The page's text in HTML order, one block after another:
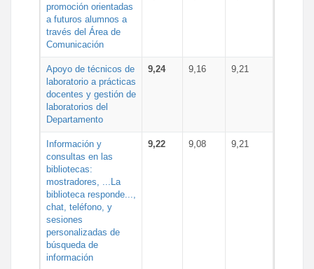
promoción orientadas
a futuros alumnos a
través del Área de
Comunicación
Apoyo de técnicos de
laboratorio a prácticas
docentes y gestión de
laboratorios del
Departamento
9,24 9,16 9,21
Información y
consultas en las
bibliotecas:
mostradores, ...La
biblioteca responde...,
chat, teléfono, y
sesiones
personalizadas de
búsqueda de
información
9,22 9,08 9,21